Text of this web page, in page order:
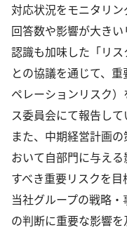
対応状況をモニタリン
回答数や影響が大き
認識も加味した「リ
との協議を通じて、
ペレーションリスク
ス委員会にて報告して
また、中期経営計画
おいて自部門に与え
すべき重要リスクを目
当社グループの戦略
の判断に重要な影響